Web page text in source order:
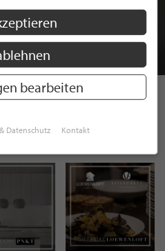
BEI STILPUNKTE®
BEWERBEN
AUF
bearbeiten
Datenschutz Kontakt